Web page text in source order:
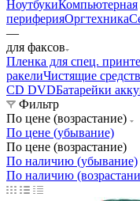
НоутбукиКомпьютерная
периферияОргтехника
—
для факсов
Пленка для спец.
ракелиЧистящие
CD DVDБатарейки
Фильтр
По цене (возрастание)
По цене (убывание)
По цене (возрастание)
По наличию (убывание)
По наличию